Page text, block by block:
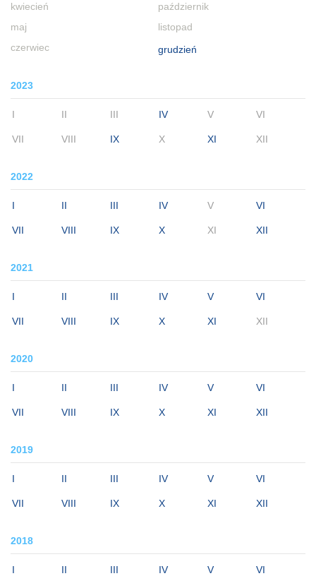
kwiecień
maj
czerwiec
październik
listopad
grudzień
2023
I II III IV V VI
VII VIII IX X XI XII
2022
I II III IV V VI
VII VIII IX X XI XII
2021
I II III IV V VI
VII VIII IX X XI XII
2020
I II III IV V VI
VII VIII IX X XI XII
2019
I II III IV V VI
VII VIII IX X XI XII
2018
I II III IV V VI